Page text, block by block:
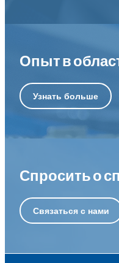
Опыт в
Узнать больше
Спросить о
Связаться с нами